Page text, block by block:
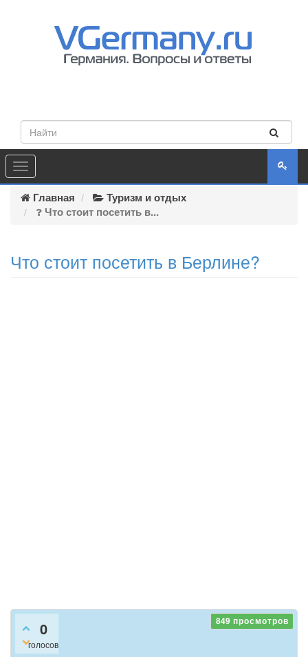
Toggle
navigation
Главная
Туризм и отдых
Что стоит посетить в...
Что стоит посетить в Берлине?
0
голосов
849просмотров